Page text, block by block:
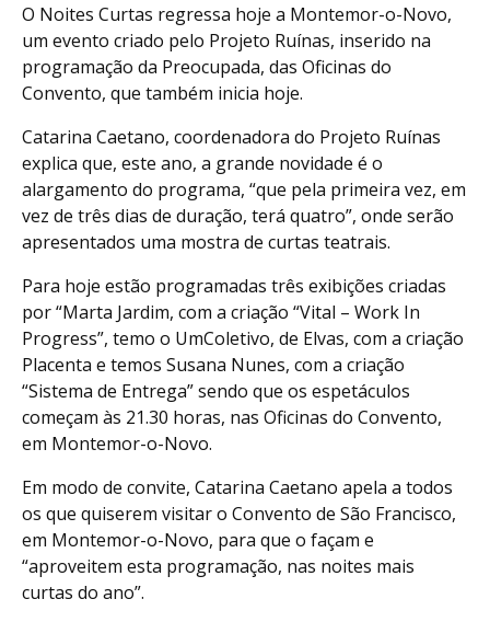
O Noites Curtas regressa hoje a Montemor-o-Novo,
um evento criado pelo Projeto Ruínas, inserido na
programação da Preocupada, das Oficinas do
Convento, que também inicia hoje.
Catarina Caetano, coordenadora do Projeto Ruínas
explica que, este ano, a grande novidade é o
alargamento do programa, “que pela primeira vez, em
vez de três dias de duração, terá quatro”, onde serão
apresentados uma mostra de curtas teatrais.
Para hoje estão programadas três exibições criadas
por “Marta Jardim, com a criação “Vital – Work In
Progress”, temo o UmColetivo, de Elvas, com a criação
Placenta e temos Susana Nunes, com a criação
“Sistema de Entrega” sendo que os espetáculos
começam às 21.30 horas, nas Oficinas do Convento,
em Montemor-o-Novo.
Em modo de convite, Catarina Caetano apela a todos
os que quiserem visitar o Convento de São Francisco,
em Montemor-o-Novo, para que o façam e
“aproveitem esta programação, nas noites mais
curtas do ano”.